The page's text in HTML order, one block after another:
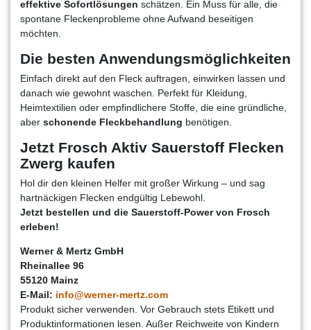
effektive Sofortlösungen schätzen. Ein Muss für alle, die
spontane Fleckenprobleme ohne Aufwand beseitigen
möchten.
Die besten Anwendungsmöglichkeiten
Einfach direkt auf den Fleck auftragen, einwirken lassen und
danach wie gewohnt waschen. Perfekt für Kleidung,
Heimtextilien oder empfindlichere Stoffe, die eine gründliche,
aber schonende Fleckbehandlung benötigen.
Jetzt Frosch Aktiv Sauerstoff Flecken
Zwerg kaufen
Hol dir den kleinen Helfer mit großer Wirkung – und sag
hartnäckigen Flecken endgültig Lebewohl.
Jetzt bestellen und die Sauerstoff-Power von Frosch
erleben!
Werner & Mertz GmbH
Rheinallee 96
55120 Mainz
E-Mail: info@werner-mertz.com
Produkt sicher verwenden. Vor Gebrauch stets Etikett und
Produktinformationen lesen. Außer Reichweite von Kindern